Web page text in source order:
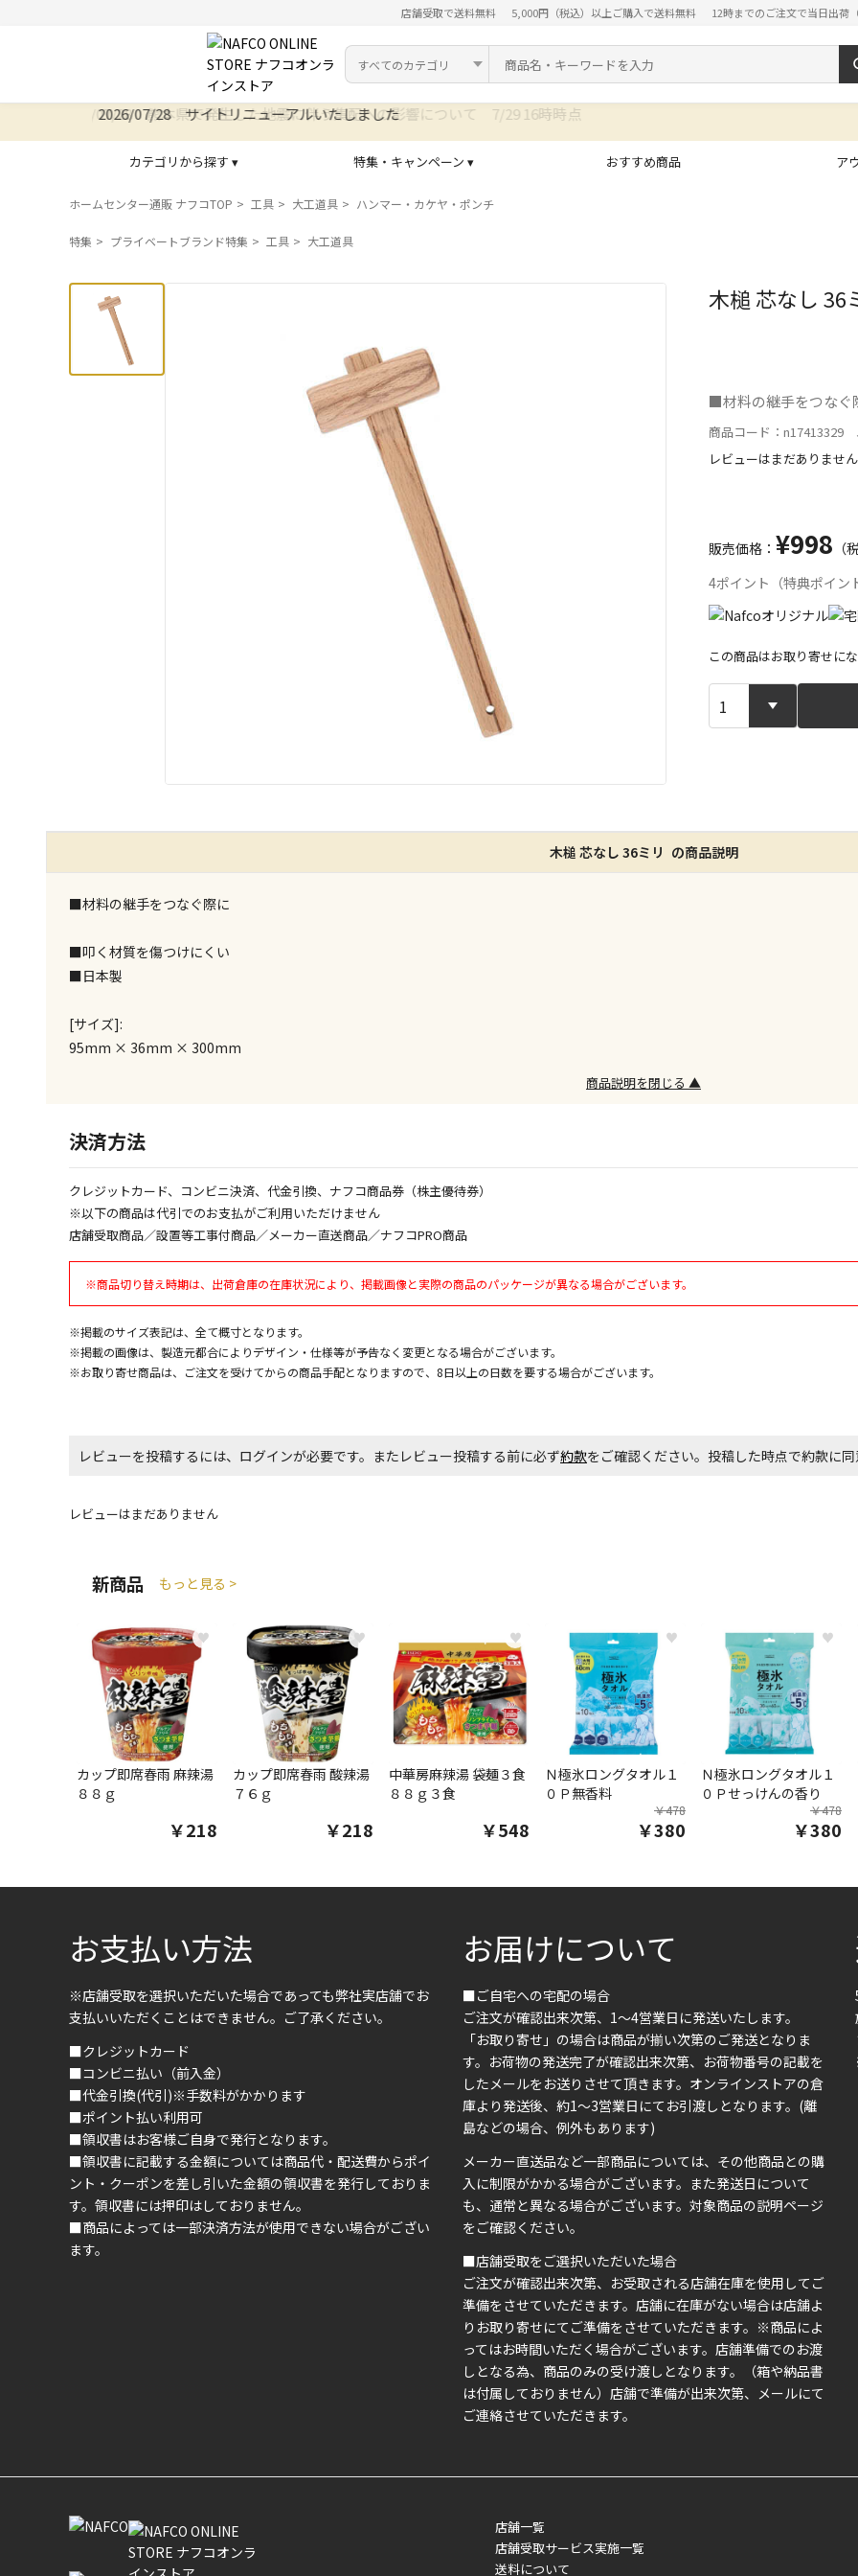
店舗受取で送料無料 5,000円（税込）以上ご購入で送料無料 12時までのご注文で当日出荷（
カテゴリ
検索キーワード
2026/07/28 サイトリニューアルいたしました
カテゴリから探す ▾ 特集・キャンペーン ▾ おすすめ商品 ア
ホームセンター通販 ナフコTOP 工具 大工道具 ハンマー・カケヤ・ポンチ
特集 プライベートブランド特集 工具 大工道具
木槌 芯なし 36
■材料の継手をつなぐ
商品コード：n17413329
レビューはまだありません
販売価格： ¥998 （
4ポイント（特典ポイン
宅配や店舗
特定の店舗
※同時購入の
エアコンの
この商品はお取り寄せにな
木槌 芯なし 36ミリ の商品説明
■材料の継手をつなぐ際に
■叩く材質を傷つけにくい
■日本製
[サイズ]:
95mm × 36mm × 300mm
商品説明を閉じる ▲
決済方法
クレジットカード、コンビニ決済、代金引換、ナフコ商品券（株主優待券）
※以下の商品は代引でのお支払がご利用いただけません
店舗受取商品／設置等工事付商品／メーカー直送商品／ナフコPRO商品
※商品切り替え時期は、出荷倉庫の在庫状況により、掲載画像と実際の商品のパッケージが異なる場合がございます。
※掲載のサイズ表記は、全て概寸となります。
※掲載の画像は、製造元都合によりデザイン・仕様等が予告なく変更となる場合がございます。
※お取り寄せ商品は、ご注文を受けてからの商品手配となりますので、8日以上の日数を要する場合がございます。
レビューを投稿するには、ログインが必要です。またレビュー投稿する前に必ず約款をご確認ください。投稿した時点で約款
レビューはまだありません
新商品 もっと見る >
♥
カップ即席春雨 麻辣湯
８８ｇ
￥218
♥
カップ即席春雨 酸辣湯
７６ｇ
￥218
♥
中華房麻辣湯 袋麺３食
８８ｇ３食
￥548
♥
Ｎ極氷ロングタオル１
０Ｐ無香料
￥478
￥380
♥
Ｎ極氷ロングタオル１
０Ｐせっけんの香り
￥478
￥380
お支払い方法
※店舗受取を選択いただいた場合であっても弊社実店舗でお
支払いいただくことはできません。ご了承ください。
■クレジットカード
■コンビニ払い（前入金）
■代金引換(代引)※手数料がかかります
■ポイント払い利用可
■領収書はお客様ご自身で発行となります。
■領収書に記載する金額については商品代・配送費からポイ
ント・クーポンを差し引いた金額の領収書を発行しておりま
す。領収書には押印はしておりません。
■商品によっては一部決済方法が使用できない場合がござい
ます。
お届けについて
■ご自宅への宅配の場合
ご注文が確認出来次第、1～4営業日に発送いたします。
「お取り寄せ」の場合は商品が揃い次第のご発送となりま
す。お荷物の発送完了が確認出来次第、お荷物番号の記載を
したメールをお送りさせて頂きます。オンラインストアの倉
庫より発送後、約1～3営業日にてお引渡しとなります。(離
島などの場合、例外もあります)
メーカー直送品など一部商品については、その他商品との購
入に制限がかかる場合がございます。また発送日について
も、通常と異なる場合がございます。対象商品の説明ページ
をご確認ください。
■店舗受取をご選択いただいた場合
ご注文が確認出来次第、お受取される店舗在庫を使用してご
準備をさせていただきます。店舗に在庫がない場合は店舗よ
りお取り寄せにてご準備をさせていただきます。※商品によ
ってはお時間いただく場合がございます。店舗準備でのお渡
しとなる為、商品のみの受け渡しとなります。（箱や納品書
は付属しておりません）店舗で準備が出来次第、メールにて
ご連絡させていただきます。
店舗一覧
店舗受取サービス実施一覧
送料について